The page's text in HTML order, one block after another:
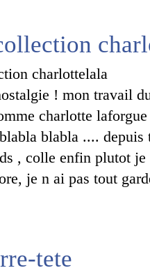
! mon travail
charlotte
blabla .... depuis
, colle enfin plutot
je n ai pas tout
tete